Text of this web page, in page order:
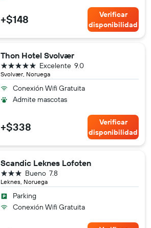
+$148
Verificar
disponibilidad
Thon Hotel Svolvær
Svolvær, Noruega
9.0
Excelente
5 estrellas
Conexión Wifi Gratuita
Admite mascotas
+$338
Verificar
disponibilidad
Scandic Leknes Lofoten
Leknes, Noruega
7.8
Bueno
3 estrellas
Parking
Conexión Wifi Gratuita